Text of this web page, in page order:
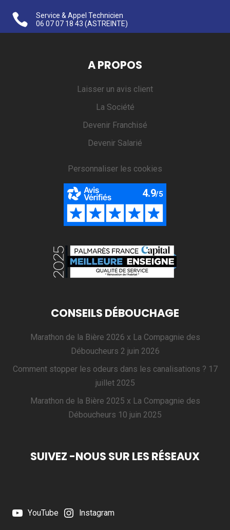

Service & Appel Technicien
06 07 07 18 43 (ASTREINTE)
A PROPOS
Laisser un avis client
La Société
Devenir Franchisé
Devenir Salarié
Personnaliser les cookies
CONSEILS DÉBOUCHAGE
Marathon de la Bière 2026 x La Compagnie des
Déboucheurs 2 juin 2026
Comment stopper les odeurs dans les canalisations ? 17
juillet 2025
Marathon de la Bière 2025 x La Compagnie des
Déboucheurs 10 juin 2025
SUIVEZ -NOUS SUR LES RÉSEAUX
YouTube Instagram